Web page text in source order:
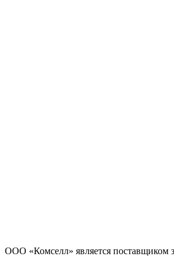
ООО «Комселл» является поставщиком